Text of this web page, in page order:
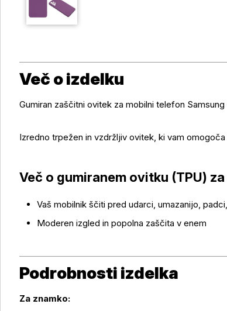
Več o izdelku
Gumiran zaščitni ovitek za mobilni telefon
Izredno trpežen in vzdržljiv ovitek, ki vam
Več o gumiranem ovitku (TPU)
Vaš mobilnik ščiti pred udarci, umazanijo,
Moderen izgled in popolna zaščita v enem
Podrobnosti izdelka
Za znamko: